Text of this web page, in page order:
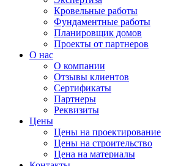
Кровельные работы
Фундаментные работы
Планировщик домов
Проекты от партнеров
О нас
О компании
Отзывы клиентов
Сертификаты
Партнеры
Реквизиты
Цены
Цены на проектирование
Цены на строительство
Цена на материалы